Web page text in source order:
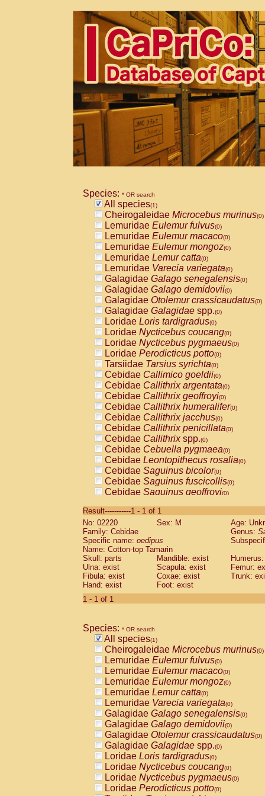
Species: * OR search
All species(1)
Cheirogaleidae Microcebus murinus(0)
Lemuridae Eulemur fulvus(0)
Lemuridae Eulemur macaco(0)
Lemuridae Eulemur mongoz(0)
Lemuridae Lemur catta(0)
Lemuridae Varecia variegata(0)
Galagidae Galago senegalensis(0)
Galagidae Galago demidovii(0)
Galagidae Otolemur crassicaudatus(0)
Galagidae Galagidae spp.(0)
Loridae Loris tardigradus(0)
Loridae Nycticebus coucang(0)
Loridae Nycticebus pygmaeus(0)
Loridae Perodicticus potto(0)
Tarsiidae Tarsius syrichta(0)
Cebidae Callimico goeldii(0)
Cebidae Callithrix argentata(0)
Cebidae Callithrix geoffroyi(0)
Cebidae Callithrix humeralifer(0)
Cebidae Callithrix jacchus(0)
Cebidae Callithrix penicillata(0)
Cebidae Callithrixspp.(0)
Cebidae Cebuella pygmaea(0)
Cebidae Leontopithecus rosalia(0)
Cebidae Saguinus bicolor(0)
Cebidae Saguinus fuscicollis(0)
Cebidae Saguinus geoffroyi(0)
CebidaeSaguinus labiatus(0)
Cebidae Saguinus leucopus (0)
Cebidae
CebidaeSaguinus mystax
Cebidae Saguinus nigricollis (0)
Cebidae Saguinus oedipus
Cebidae Saguinus weddelli
Cebidae Saguinusspp.
Cebidae
CebidaeCebus capucinus
CebidaeCebus nigrivittatus
CebidaeCebus spp.(0)
CebidaeSaimiri boliviensis(0)
CebidaeSaimiri sciureus(0)
AtelidaeAlouatta caraya(0)
AtelidaeAlouatta fusca(0)
AtelidaeAlouatta seniculus(0)
AtelidaeAlouattaspp.(0)
AtelidaeAteles belzebuth(0)
AtelidaeAteles geoffroyi(0)
AtelidaeAteles paniscus(0)
AtelidaeAtelesspp.(0)
AtelidaeLagothrix lagothricha(0)
AtelidaeLagothrix lagothricha cana
PitheciidaeCacajao calvus
Result-----------1 - 1 of 1
No: 02220
Sex: M
Age:
Family: Cebidae
Genus:
Specific name: oedipus
Name: Cotton-top Tamarin
Skull: parts
Mandible: exist
Ulna: exist
Scapula: exist
Femur:
Fibula: exist
Coxae: exist
Trunk:
Hand: exist
Foot: exist
1 - 1 of 1
Species: * OR search
All species(1)
Cheirogaleidae Microcebus murinus(0)
Lemuridae Eulemur fulvus(0)
Lemuridae Eulemur macaco(0)
Lemuridae Eulemur mongoz(0)
Lemuridae Lemur catta(0)
Lemuridae Varecia variegata(0)
Galagidae Galago senegalensis(0)
Galagidae Galago demidovii(0)
Galagidae Otolemur crassicaudatus(0)
Galagidae Galagidae spp.(0)
Loridae Loris tardigradus(0)
Loridae Nycticebus coucang(0)
Loridae Nycticebus pygmaeus(0)
Loridae Perodicticus potto(0)